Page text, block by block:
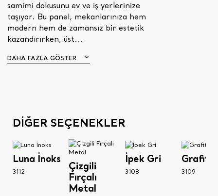
samimi dokusunu ev ve iş yerlerinize
taşıyor. Bu panel, mekanlarınıza hem
modern hem de zamansız bir estetik
kazandırırken, üst...
DAHA FAZLA GÖSTER
DİĞER SEÇENEKLER
Luna İnoks
3112
Çizgili
Fırçalı
Metal
İpek Gri
3108
Grafit
3109